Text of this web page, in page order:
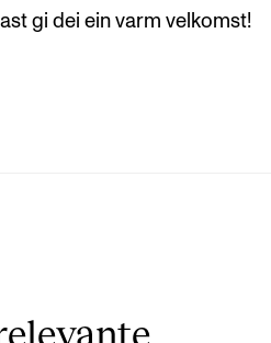
gi dei ein varm velkomst!